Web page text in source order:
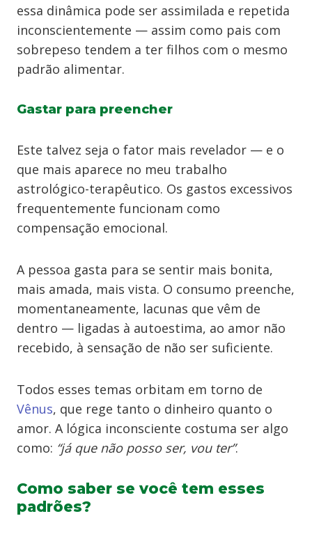
essa dinâmica pode ser assimilada e repetida
inconscientemente — assim como pais com
sobrepeso tendem a ter filhos com o mesmo
padrão alimentar.
Gastar para preencher
Este talvez seja o fator mais revelador — e o
que mais aparece no meu trabalho
astrológico-terapêutico. Os gastos excessivos
frequentemente funcionam como
compensação emocional.
A pessoa gasta para se sentir mais bonita,
mais amada, mais vista. O consumo preenche,
momentaneamente, lacunas que vêm de
dentro — ligadas à autoestima, ao amor não
recebido, à sensação de não ser suficiente.
Todos esses temas orbitam em torno de
Vênus, que rege tanto o dinheiro quanto o
amor. A lógica inconsciente costuma ser algo
como: “já que não posso ser, vou ter”.
Como saber se você tem esses
padrões?